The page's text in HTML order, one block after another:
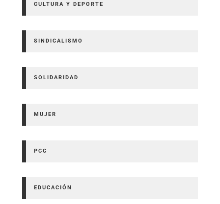
CULTURA Y DEPORTE
SINDICALISMO
SOLIDARIDAD
MUJER
PCC
EDUCACIÓN